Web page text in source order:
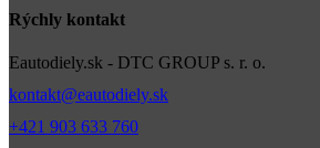
Rýchly kontakt
Eautodiely.sk - DTC GROUP s. r. o.
kontakt@eautodiely.sk
+421 903 633 760